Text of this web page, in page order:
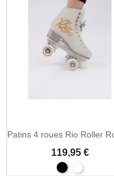
119,95 €